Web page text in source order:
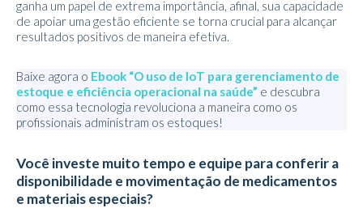
ganha um papel de extrema importância, afinal, sua capacidade
de apoiar uma gestão eficiente se torna crucial para alcançar
resultados positivos de maneira efetiva.
Baixe agora o Ebook “O uso de IoT para gerenciamento de
estoque e eficiência operacional na saúde” e descubra
como essa tecnologia revoluciona a maneira como os
profissionais administram os estoques!
Você investe muito tempo e equipe para conferir a
disponibilidade e movimentação de medicamentos
e materiais especiais?